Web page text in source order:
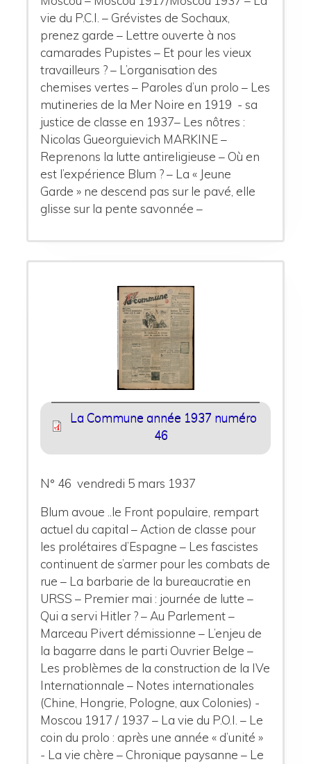
vie du P.C.I. – Grévistes de Sochaux,
prenez garde – Lettre ouverte à nos
camarades Pupistes – Et pour les vieux
travailleurs ? – L’organisation des
chemises vertes – Paroles d’un prolo – Les
mutineries de la Mer Noire en 1919 - sa
justice de classe en 1937– Les nôtres :
Nicolas Gueorguievich MARKINE –
Reprenons la lutte antireligieuse – Où en
est l’expérience Blum ? – La « Jeune
Garde » ne descend pas sur le pavé, elle
glisse sur la pente savonnée –
La Commune année 1937 numéro
46
N° 46 vendredi 5 mars 1937
Blum avoue ..le Front populaire, rempart
actuel du capital – Action de classe pour
les prolétaires d’Espagne – Les fascistes
continuent de s’armer pour les combats de
rue – La barbarie de la bureaucratie en
URSS – Premier mai : journée de lutte –
Qui a servi Hitler ? – Au Parlement –
Marceau Pivert démissionne – L’enjeu de
la bagarre dans le parti Ouvrier Belge –
Les problèmes de la construction de la IVe
Internationnale – Notes internationales
(Chine, Hongrie, Pologne, aux Colonies) -
Moscou 1917 / 1937 – La vie du P.O.I. – Le
coin du prolo : après une année « d’unité »
- La vie chère – Chronique paysanne – Le